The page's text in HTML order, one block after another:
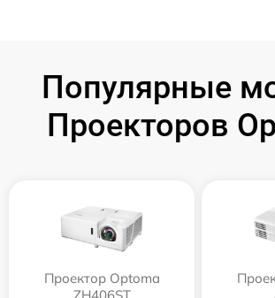
Популярные
Проекторов
Проектор Optoma
ZH406ST